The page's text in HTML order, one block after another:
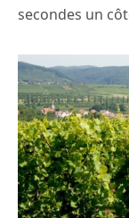
secondes un